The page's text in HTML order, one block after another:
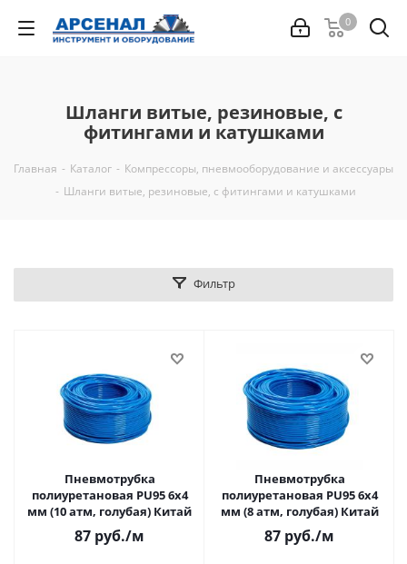
0
Шланги витые, резиновые, с
фитингами и катушками
Главная - Каталог - Компрессоры, пневмооборудование и аксессуары
- Шланги витые, резиновые, с фитингами и катушками
Фильтр
Пневмотрубка
полиуретановая PU95 6х4
мм (10 атм, голубая) Китай
87 руб./м
Пневмотрубка
полиуретановая PU95 6х4
мм (8 атм, голубая) Китай
87 руб./м